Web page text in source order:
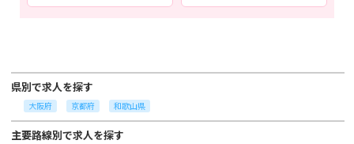
県別で求人を探す
大阪府 京都府 和歌山県
主要路線別で求人を探す